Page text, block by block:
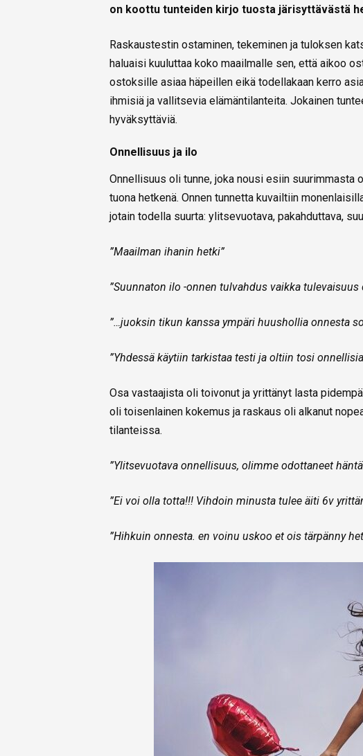
on koottu tunteiden kirjo tuosta järisyttävästä
Raskaustestin ostaminen, tekeminen ja tuloksen
haluaisi kuuluttaa koko maailmalle sen, että aikoo
ostoksille asiaa häpeillen eikä todellakaan kerro
ihmisiä ja vallitsevia elämäntilanteita. Jokainen
hyväksyttäviä.
Onnellisuus ja ilo
Onnellisuus oli tunne, joka nousi esiin
tuona hetkenä. Onnen tunnetta kuvailtiin
jotain todella suurta: ylitsevuotava, pakahduttava,
”Maailman ihanin hetki”
”Suunnaton ilo -onnen tulvahdus vaikka tulevaisuus
”…juoksin tikun kanssa ympäri huushollia onnesta
”Yhdessä käytiin tarkistaa testi ja oltiin tosi
Osa vastaajista oli toivonut ja yrittänyt lasta
oli toisenlainen kokemus ja raskaus oli alkanut
tilanteissa.
”Ylitsevuotava onnellisuus, olimme odottaneet
”Ei voi olla totta!!! Vihdoin minusta tulee äiti 6v
”Hihkuin onnesta. en voinu uskoo et ois tärpänny